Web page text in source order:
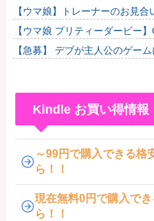
いるブーケ
【ウマ娘】トレーナーのお見
られないドリームジャーニー
【ウマ娘 プリティーダービー
ぶ大賞」篇
【急募】 デブが主人公のゲー
Kindle お買い得情報
～99円で購入できる格
ら！！
現在無料0円で購入で
ら！！